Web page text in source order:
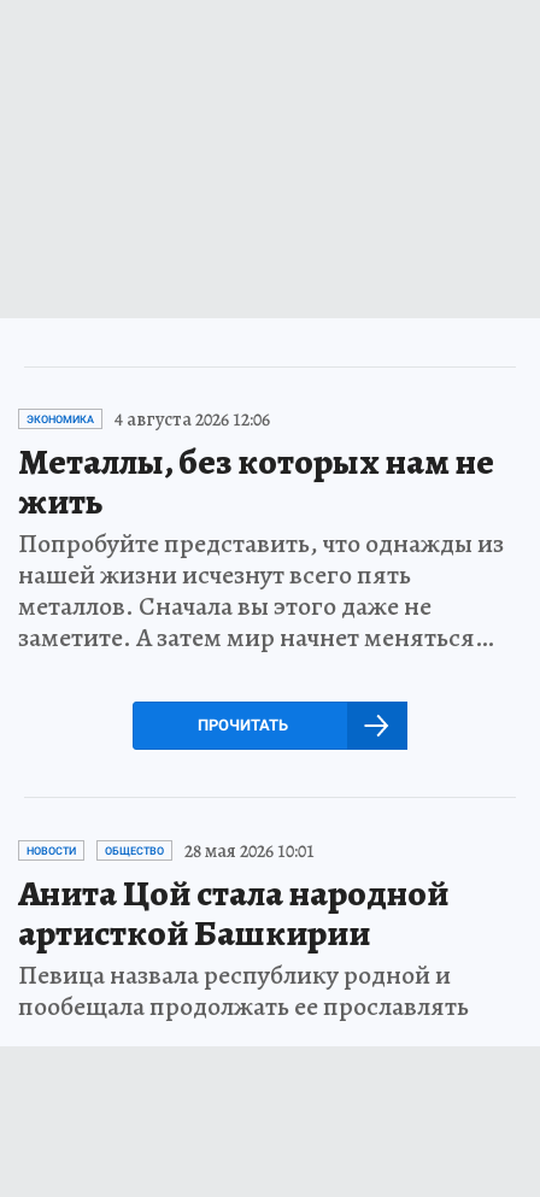
ЭКОНОМИКА 4 августа 2026 12:06
Металлы, без которых нам не
жить
Попробуйте представить, что однажды из
нашей жизни исчезнут всего пять
металлов. Сначала вы этого даже не
заметите. А затем мир начнет меняться…
ПРОЧИТАТЬ
НОВОСТИ ОБЩЕСТВО 28 мая 2026 10:01
Анита Цой стала народной
артисткой Башкирии
Певица назвала республику родной и
пообещала продолжать ее прославлять